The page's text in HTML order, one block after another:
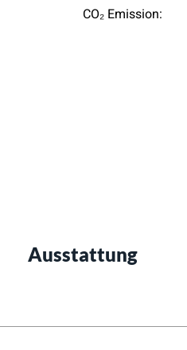
CO₂ Emission:
Ausstattung